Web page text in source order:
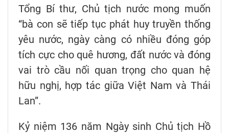
Tổng Bí thư, Chủ tịch nước mong muốn
“bà con sẽ tiếp tục phát huy truyền thống
yêu nước, ngày càng có nhiều đóng góp
tích cực cho quê hương, đất nước và đóng
vai trò cầu nối quan trọng cho quan hệ
hữu nghị, hợp tác giữa Việt Nam và Thái
Lan”.
Kỷ niệm 136 năm Ngày sinh Chủ tịch Hồ